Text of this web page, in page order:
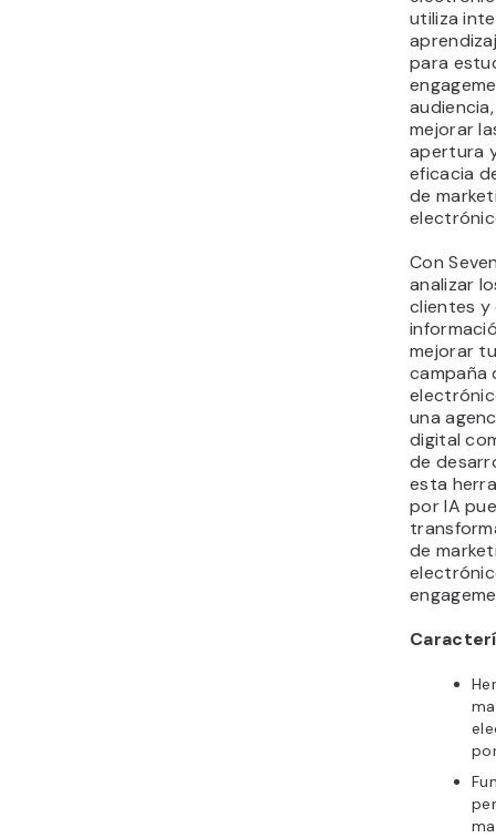
utiliza
para
mejorar
apertura
eficacia
de
Con
analizar
clientes
mejorar
campaña
una
digital
de
esta
por IA
de